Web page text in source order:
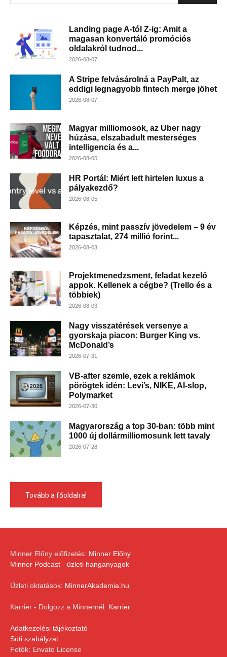
Landing page A-tól Z-ig: Amit a
magasan konvertáló promóciós
oldalakról tudnod...
2026-08-07
A Stripe felvásárolná a PayPalt, az
eddigi legnagyobb fintech merge jöhet
2026-08-07
Magyar milliomosok, az Uber nagy
húzása, elszabadult mesterséges
intelligencia és a...
2026-08-05
HR Portál: Miért lett hirtelen luxus a
pályakezdő?
2026-08-05
Képzés, mint passzív jövedelem – 9 év
tapasztalat, 274 millió forint...
2026-08-03
Projektmenedzsment, feladat kezelő
appok. Kellenek a cégbe? (Trello és a
többiek)
2026-08-03
Nagy visszatérések versenye a
gyorskaja piacon: Burger King vs.
McDonald’s
2026-07-31
VB-after szemle, ezek a reklámok
pörögtek idén: Levi’s, NIKE, AI-slop,
Polymarket
2026-07-30
Magyarország a top 30-ban: több mint
1000 új dollármilliomosunk lett tavaly
2026-07-28
Tovább a főoldalra!
Minner Előny előfizetés: Minner Előny
Minner Podcast - üzleti hanganyagok
Üzleti oktatások: MinnerAkademia.hu
Karrier - Dolgozz a Minnernél: Karrier
Adatkezelési tájékoztató
Süti szabályzat
Fotók: Envato License